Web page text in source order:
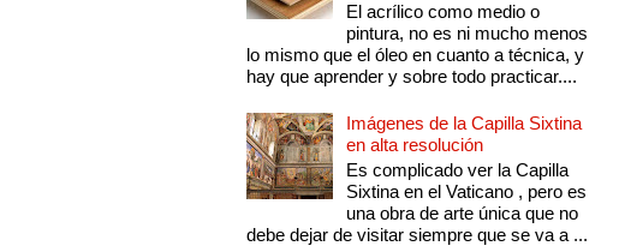
El acrílico como medio o
pintura, no es ni mucho menos
lo mismo que el óleo en cuanto a técnica, y
hay que aprender y sobre todo practicar....
Imágenes de la Capilla Sixtina
en alta resolución
Es complicado ver la Capilla
Sixtina en el Vaticano , pero es
una obra de arte única que no
debe dejar de visitar siempre que se va a ...